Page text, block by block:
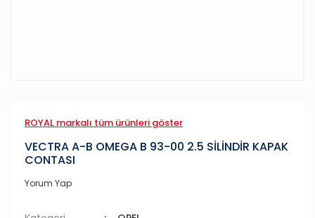
ROYAL markalı tüm ürünleri göster
VECTRA A-B OMEGA B 93-00 2.5 SİLİNDİR KAPAK
CONTASI
Yorum Yap